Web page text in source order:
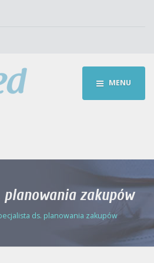
MENU
zakupów
ds. planowania zakupów